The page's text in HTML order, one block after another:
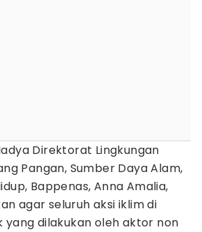
Direktorat Lingkungan
Pangan, Sumber Daya Alam,
Bappenas, Anna Amalia,
agar seluruh aksi iklim di
yang dilakukan oleh aktor non